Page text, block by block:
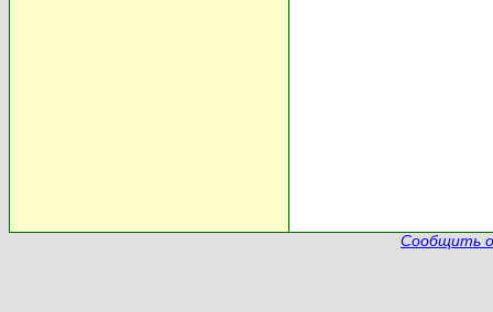
Сообщить о